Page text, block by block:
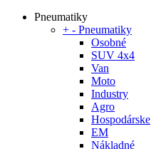
Pneumatiky
+ - Pneumatiky
Osobné
SUV 4x4
Van
Moto
Industry
Agro
Hospodárske
EM
Nákladné